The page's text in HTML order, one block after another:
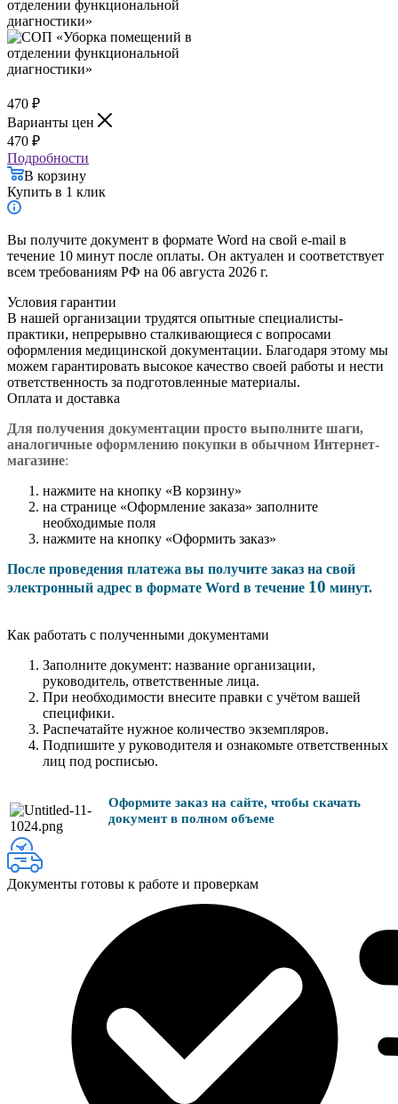
470 ₽
Варианты цен
470 ₽
Подробности
В корзину
Купить в 1 клик
Вы получите документ в формате Word на свой e-mail в
течение 10 минут после оплаты. Он актуален и соответствует
всем требованиям РФ на 06 августа 2026 г.
Условия гарантии
В нашей организации трудятся опытные специалисты-
практики, непрерывно сталкивающиеся с вопросами
оформления медицинской документации. Благодаря этому мы
можем гарантировать высокое качество своей работы и нести
ответственность за подготовленные материалы.
Оплата и доставка
Для получения документации просто выполните шаги,
аналогичные оформлению покупки в обычном Интернет-
магазине:
нажмите на кнопку «В корзину»
на странице «Оформление заказа» заполните
необходимые поля
нажмите на кнопку «Оформить заказ»
После проведения платежа вы получите заказ на свой
электронный адрес в формате Word в течение 10 минут.
Как работать с полученными документами
Заполните документ: название организации,
руководитель, ответственные лица.
При необходимости внесите правки с учётом вашей
специфики.
Распечатайте нужное количество экземпляров.
Подпишите у руководителя и ознакомьте ответственных
лиц под росписью.
Оформите заказ на сайте, чтобы скачать
документ в полном объеме
Документы готовы к работе и проверкам